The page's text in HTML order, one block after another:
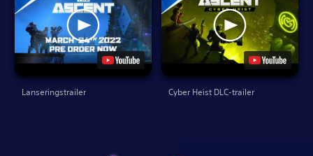
Lanseringstrailer Cyber Heist DLC-trailer